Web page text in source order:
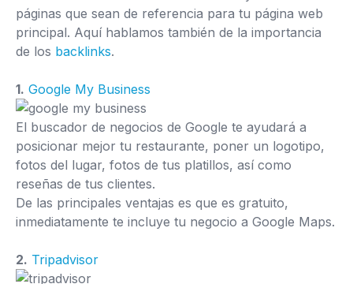
páginas que sean de referencia para tu página web
principal. Aquí hablamos también de la importancia
de los backlinks.
1. Google My Business
El buscador de negocios de Google te ayudará a
posicionar mejor tu restaurante, poner un logotipo,
fotos del lugar, fotos de tus platillos, así como
reseñas de tus clientes.
De las principales ventajas es que es gratuito,
inmediatamente te incluye tu negocio a Google Maps.
2. Tripadvisor